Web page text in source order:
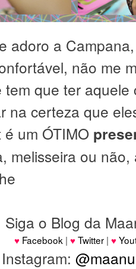
adoro a
não me
tem que ter
na certeza que
um ÓTIMO
melisseira ou
Siga o Blog da
♥ Facebook | ♥Twitter | ♥
Instagram: